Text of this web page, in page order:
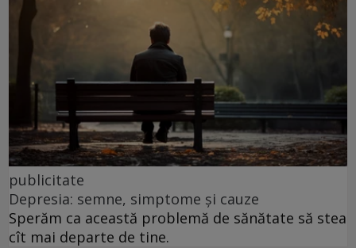
publicitate
Depresia: semne, simptome și cauze
Sperăm ca această problemă de sănătate să stea
cît mai departe de tine.